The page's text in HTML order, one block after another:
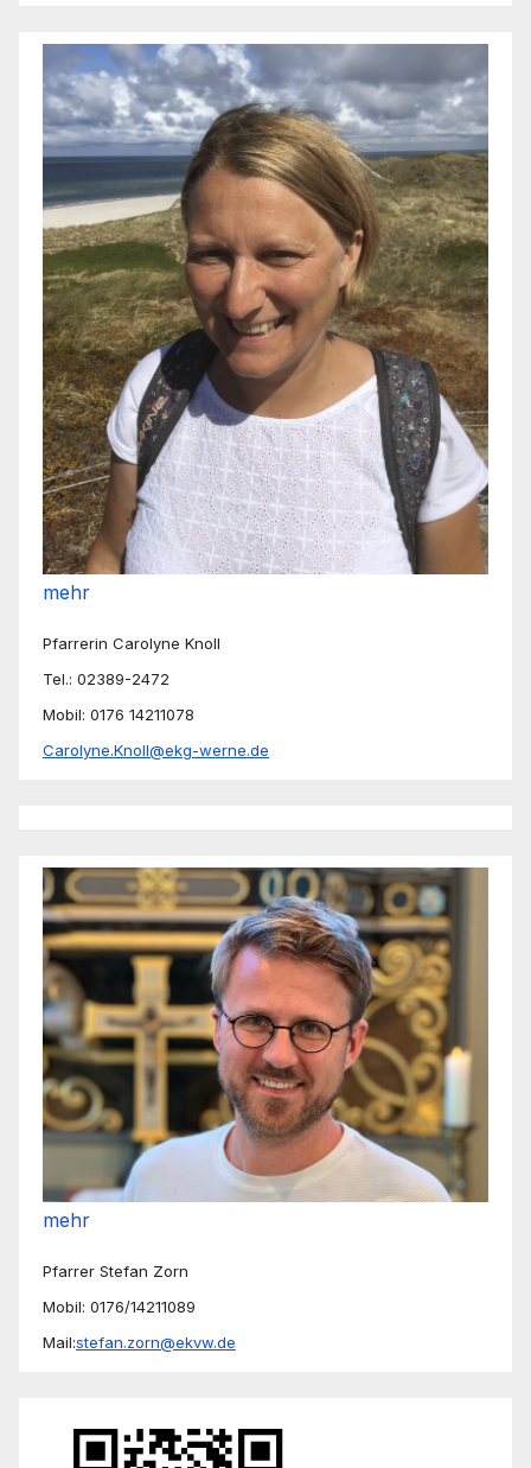
mehr
Pfarrerin Carolyne Knoll
Tel.: 02389-2472
Mobil: 0176 14211078
Carolyne.Knoll@ekg-werne.de
mehr
Pfarrer Stefan Zorn
Mobil: 0176/14211089
Mail:stefan.zorn@ekvw.de